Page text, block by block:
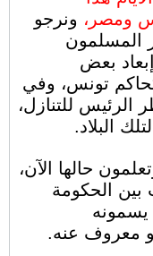
ومصر، ونرجو
المسلمون
بعض
كحاكم تونس، وفي
للتنازل،
البلاد.
حالها الآن،
بين الحكومة
يسمونه
معروف عنه.